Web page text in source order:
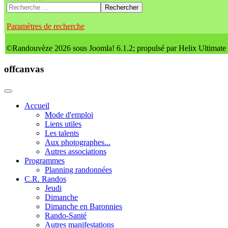
Rechercher
Paramètres de recherche
©Randouvèze 2026 sous Joomla! 6.1.2; propulsé par Helix Ultimate
offcanvas
Accueil
Mode d'emploi
Liens utiles
Les talents
Aux photographes...
Autres associations
Programmes
Planning randonnées
C.R. Randos
Jeudi
Dimanche
Dimanche en Baronnies
Rando-Santé
Autres manifestations